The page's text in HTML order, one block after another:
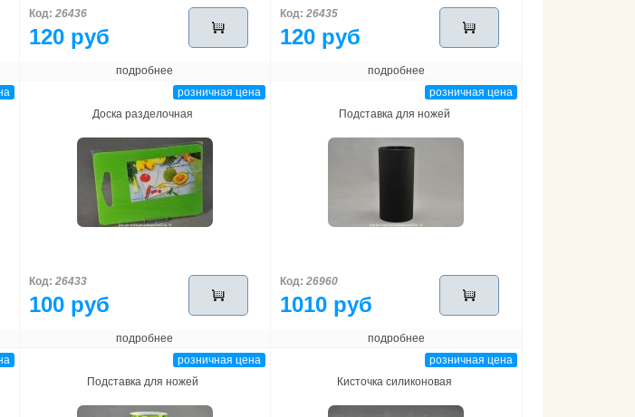
Код: 26436
120 руб
подробнее
Код: 26435
120 руб
подробнее
розничная цена
Доска разделочная
Код: 26433
100 руб
подробнее
розничная цена
Подставка для ножей
Код: 26960
1010 руб
подробнее
розничная цена
Подставка для ножей
розничная цена
Кисточка силиконовая